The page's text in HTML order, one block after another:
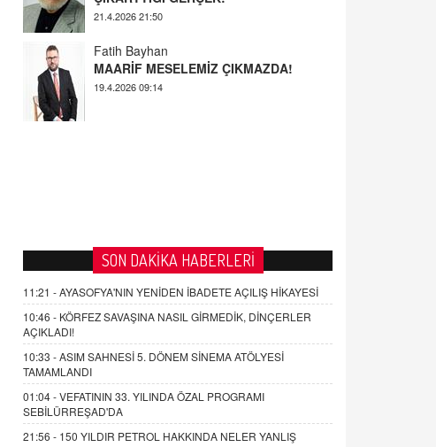
MAARİF MESELEMİZ ÇIKMAZDA!
YUSUF YAVUZYILMAZ
EĞİTİM'DE ŞİDDET
SON DAKİKA HABERLERİ
11:21 -AYASOFYA'NIN YENİDEN İBADETE AÇILIŞ HİKAYESİ
10:46 - KÖRFEZ SAVAŞINA NASIL GİRMEDİK, DİNÇERLER
AÇIKLADI!
10:33 -ASIM SAHNESİ 5. DÖNEM SİNEMA ATÖLYESİ
TAMAMLANDI
01:04 -VEFATININ 33. YILINDA ÖZAL PROGRAMI
SEBİLÜRREŞAD'DA
21:56 - 150 YILDIR PETROL HAKKINDA NELER YANLIŞ